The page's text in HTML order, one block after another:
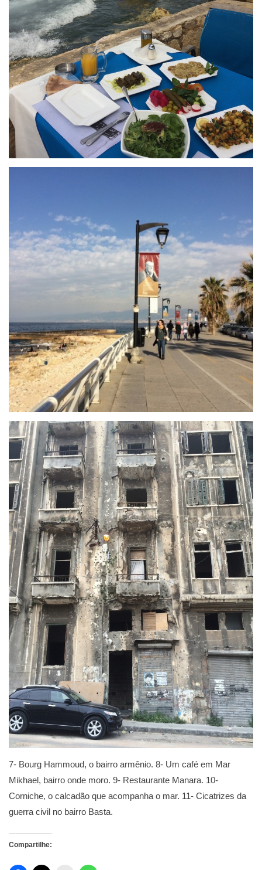
7- Bourg Hammoud, o bairro armênio. 8- Um café em Mar
Mikhael, bairro onde moro. 9- Restaurante Manara. 10-
Corniche, o calcadão que acompanha o mar. 11- Cicatrizes da
guerra civil no bairro Basta.
Compartilhe: